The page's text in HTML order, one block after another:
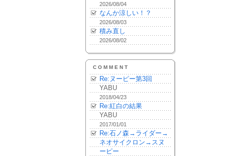
2026/08/04
なんか涼しい！？
2026/08/03
積み直し
2026/08/02
COMMENT
Re:ヌーピー第3回
YABU
2018/04/23
Re:紅白の結果
YABU
2017/01/01
Re:石ノ森→ライダー→
ネオサイクロン→スヌ
ーピー